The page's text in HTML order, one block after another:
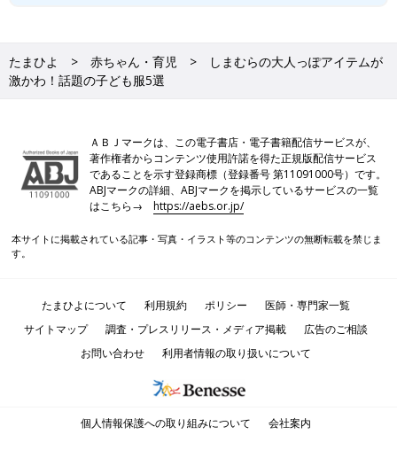
たまひよ 赤ちゃん・育児
しまむらの大人っぽアイテムが
激かわ！話題の子ども服5選
ＡＢＪマークは、この電子書店・電子書籍配信サービスが、
著作権者からコンテンツ使用許諾を得た正規版配信サービス
であることを示す登録商標（登録番号 第11091000号）です。
ABJマークの詳細、ABJマークを掲示しているサービスの一覧
はこちら→https://aebs.or.jp/
本サイトに掲載されている記事・写真・イラスト等のコンテンツの無断転載を禁じま
す。
たまひよについて 利用規約 ポリシー
医師・専門家一覧
サイトマップ
調査・プレスリリース・メディア掲載
広告のご相談
お問い合わせ
利用者情報の取り扱いについて
個人情報保護への取り組みについて 会社案内